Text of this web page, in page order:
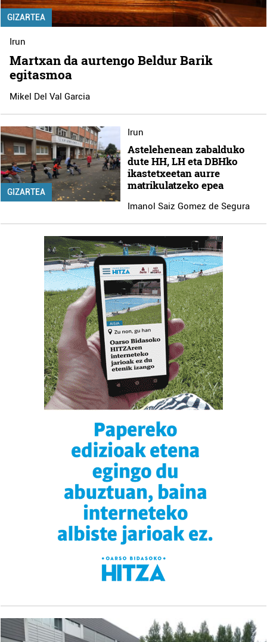
GIZARTEA
Irun
Martxan da aurtengo Beldur Barik
egitasmoa
Mikel Del Val Garcia
GIZARTEA
Irun
Astelehenean zabalduko
dute HH, LH eta DBHko
ikastetxeetan aurre
matrikulatzeko epea
Imanol Saiz Gomez de Segura